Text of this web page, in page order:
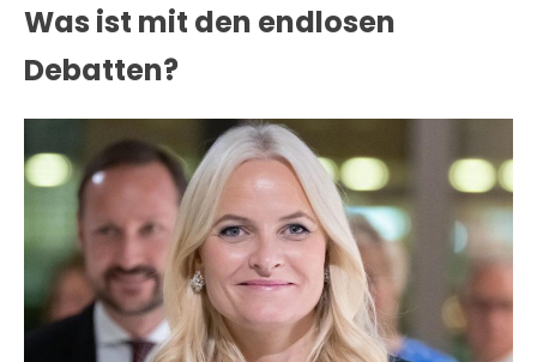
Was ist mit den endlosen
Debatten?